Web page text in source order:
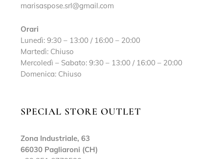
marisaspose.srl@gmail.com
Orari
Lunedì: 9:30 – 13:00 / 16:00 – 20:00
Martedì: Chiuso
Mercoledì – Sabato: 9:30 – 13:00 / 16:00 – 20:00
Domenica: Chiuso
SPECIAL STORE OUTLET
Zona Industriale, 63
66030 Pagliaroni (CH)